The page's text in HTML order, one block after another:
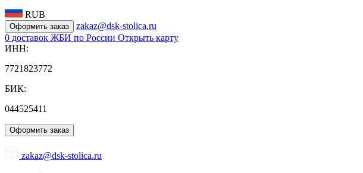
RUB
Оформить заказ
zakaz@dsk-stolica.ru
0 доставок ЖБИ по России Открыть карту
ИНН:
7721823772
БИК:
044525411
Оформить заказ
zakaz@dsk-stolica.ru